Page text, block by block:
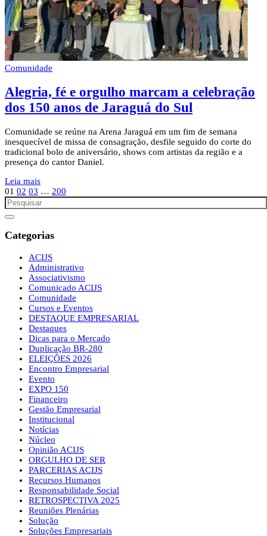
Comunidade
Alegria, fé e orgulho marcam a celebração
dos 150 anos de Jaraguá do Sul
Comunidade se reúne na Arena Jaraguá em um fim de semana
inesquecível de missa de consagração, desfile seguido do corte do
tradicional bolo de aniversário, shows com artistas da região e a
presença do cantor Daniel.
Leia mais
01 02 03 … 200
Categorias
ACIJS
Administrativo
Associativismo
Comunicado ACIJS
Comunidade
Cursos e Eventos
DESTAQUE EMPRESARIAL
Destaques
Dicas para o Mercado
Duplicação BR-280
ELEIÇÕES 2026
Encontro Empresarial
Evento
EXPO 150
Financeiro
Gestão Empresarial
Institucional
Notícias
Núcleo
Opinião ACIJS
ORGULHO DE SER
PARCERIAS ACIJS
Recursos Humanos
Responsabilidade Social
RETROSPECTIVA 2025
Reuniões Plenárias
Solução
Soluções Empresariais